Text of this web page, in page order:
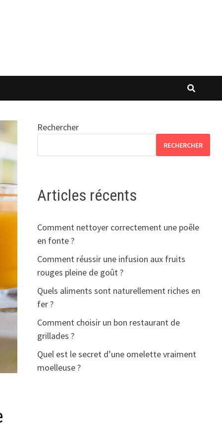
Rechercher
RECHERCHER
Articles récents
Comment nettoyer correctement une poêle
en fonte ?
Comment réussir une infusion aux fruits
rouges pleine de goût ?
Quels aliments sont naturellement riches en
fer ?
Comment choisir un bon restaurant de
grillades ?
Quel est le secret d’une omelette vraiment
moelleuse ?